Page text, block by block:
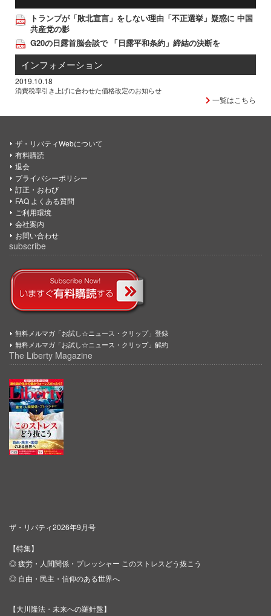
トランプが「敗北宣言」をしない理由「不正選挙」疑惑に 中国
共産党の影
G20の日露首脳会談で 「日露平和条約」締結の決断を
インフォメーション
2019.10.18
消費税率引き上げに合わせた価格改定のお知らせ
一覧はこちら
ザ・リバティWebについて
有料購読
退会
プライバシーポリシー
訂正・おわび
FAQ よくある質問
ご利用環境
会社案内
お問い合わせ
subscribe
無料メルマガ「お試し☆ニュース・クリップ」登録
無料メルマガ「お試し☆ニュース・クリップ」解約
The Liberty Magazine
ザ・リバティ2026年9月号
【特集】
◎ 疲労・人間関係・プレッシャー このストレスどう抜こう
◎ 自由・民主・信仰のある世界へ
【大川隆法・未来への羅針盤】